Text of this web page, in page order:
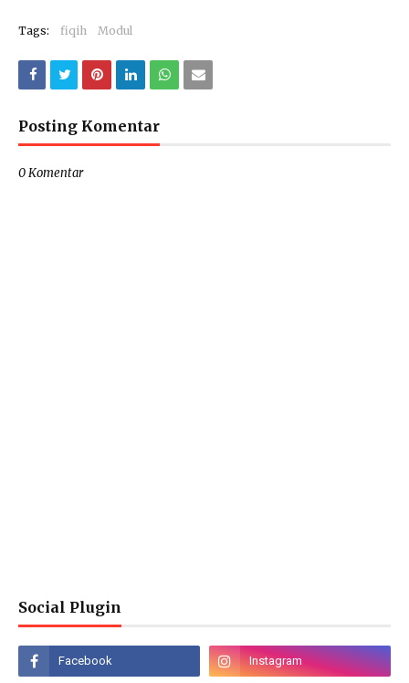
Tags: fiqih Modul
Posting Komentar
0 Komentar
Social Plugin